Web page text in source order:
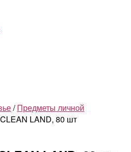
/Предметы личной
LAND, 80 шт